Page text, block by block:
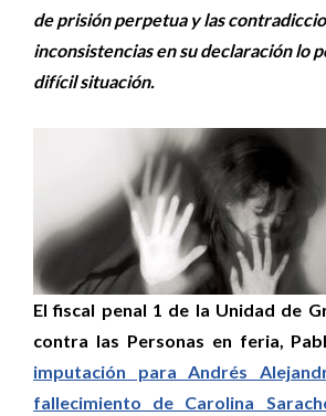
de prisión perpetua y las
inconsistencias en su declaración lo
difícil situación.
El fiscal penal 1 de la Unidad de
contra las Personas en feria,
imputación para Andrés
fallecimiento de Carolina